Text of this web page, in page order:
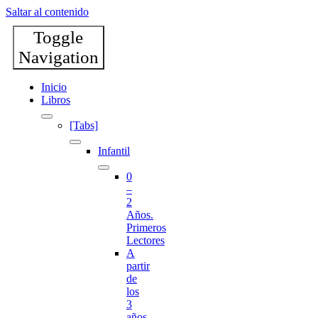
Saltar al contenido
Toggle
Navigation
Inicio
Libros
[Tabs]
Infantil
0
–
2
Años.
Primeros
Lectores
A
partir
de
los
3